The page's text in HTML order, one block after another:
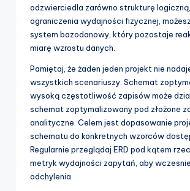
odzwierciedla zarówno strukturę
ograniczenia wydajności fizycznej,
system bazodanowy, który pozostaje
miarę wzrostu danych.
Pamiętaj, że żaden jeden projekt nie
wszystkich scenariuszy. Schemat
wysoką częstotliwość zapisów może
schemat zoptymalizowany pod złożone
analityczne. Celem jest dopasowanie
schematu do konkretnych wzorców
Regularnie przeglądaj ERD pod kątem
metryk wydajności zapytań, aby
odchylenia.